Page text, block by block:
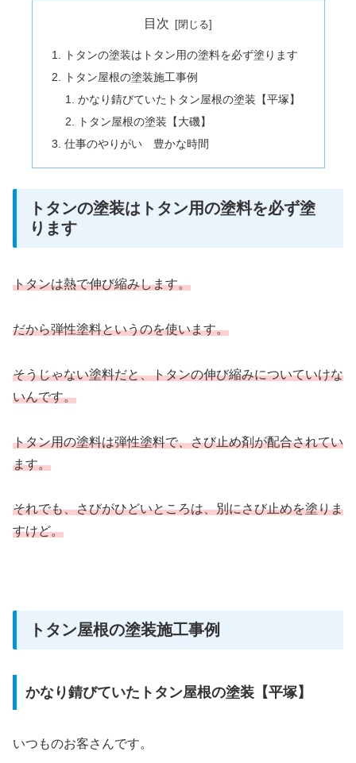
目次
トタンの塗装はトタン用の塗料を必ず塗ります
トタン屋根の塗装施工事例
かなり錆びていたトタン屋根の塗装【平塚】
トタン屋根の塗装【大磯】
仕事のやりがい 豊かな時間
トタンの塗装はトタン用の塗料を必ず塗
ります
トタンは熱で伸び縮みします。
だから弾性塗料というのを使います。
そうじゃない塗料だと、トタンの伸び縮みについていけな
いんです。
トタン用の塗料は弾性塗料で、さび止め剤が配合されてい
ます。
それでも、さびがひどいところは、別にさび止めを塗りま
すけど。
トタン屋根の塗装施工事例
かなり錆びていたトタン屋根の塗装【平塚】
いつものお客さんです。